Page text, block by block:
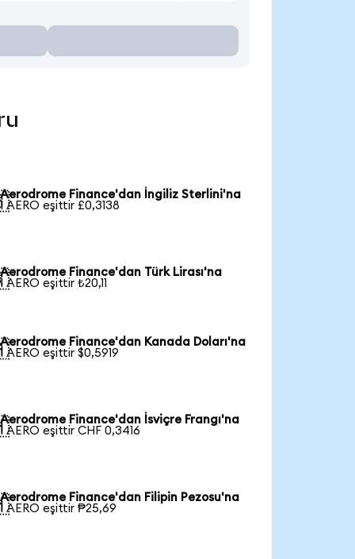
Aerodrome Finance'dan İngiliz Sterlini'na
1 AERO eşittir £0,3138
Aerodrome Finance'dan Türk Lirası'na
1 AERO eşittir ₺20,11
Aerodrome Finance'dan Kanada Doları'na
1 AERO eşittir $0,5919
Aerodrome Finance'dan İsviçre Frangı'na
1 AERO eşittir CHF 0,3416
Aerodrome Finance'dan Filipin Pezosu'na
1 AERO eşittir ₱25,69